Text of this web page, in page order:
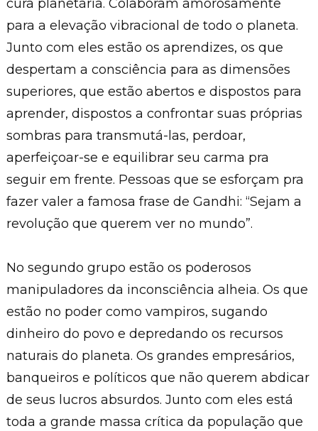
cura planetária. Colaboram amorosamente
para a elevação vibracional de todo o planeta.
Junto com eles estão os aprendizes, os que
despertam a consciência para as dimensões
superiores, que estão abertos e dispostos para
aprender, dispostos a confrontar suas próprias
sombras para transmutá-las, perdoar,
aperfeiçoar-se e equilibrar seu carma pra
seguir em frente. Pessoas que se esforçam pra
fazer valer a famosa frase de Gandhi: “Sejam a
revolução que querem ver no mundo”.
No segundo grupo estão os poderosos
manipuladores da inconsciência alheia. Os que
estão no poder como vampiros, sugando
dinheiro do povo e depredando os recursos
naturais do planeta. Os grandes empresários,
banqueiros e políticos que não querem abdicar
de seus lucros absurdos. Junto com eles está
toda a grande massa crítica da população que